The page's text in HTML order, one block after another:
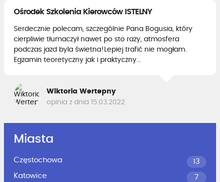
Ośrodek Szkolenia Kierowców ISTELNY
Serdecznie polecam, szczególnie Pana Bogusia, który
cierpliwie tłumaczył nawet po sto razy, atmosfera
podczas jazd byla świetna!Lepiej trafić nie mogłam.
Egzamin teoretyczny jak i praktyczny...
Wiktoria Wertepny
opinia z dnia 15.03.2022
Miasta
Częstochowa
13
Katowice
7